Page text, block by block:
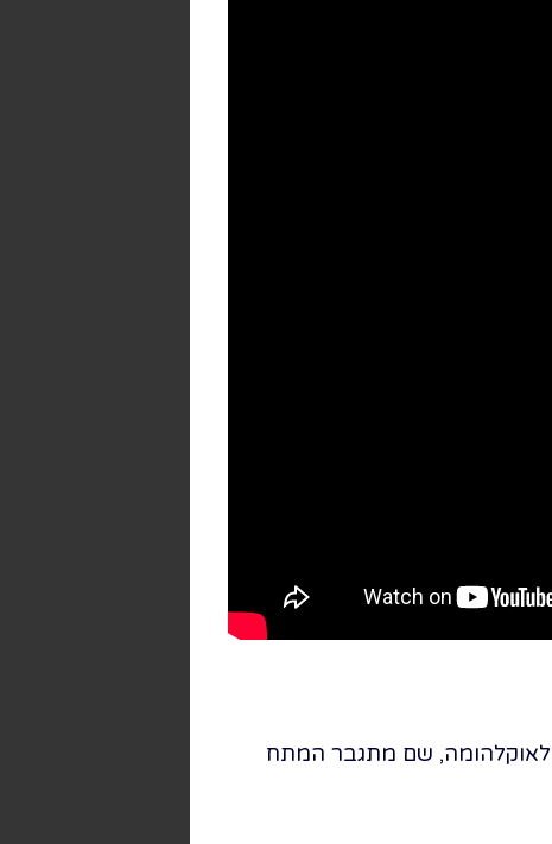
המחזמר מבוסס על המחזה "הלילך צומח בירוק" מאת ליין ריגס ומחזיר אותנו לשנת 1906 לאוקלהומה, שם מתגבר המתח